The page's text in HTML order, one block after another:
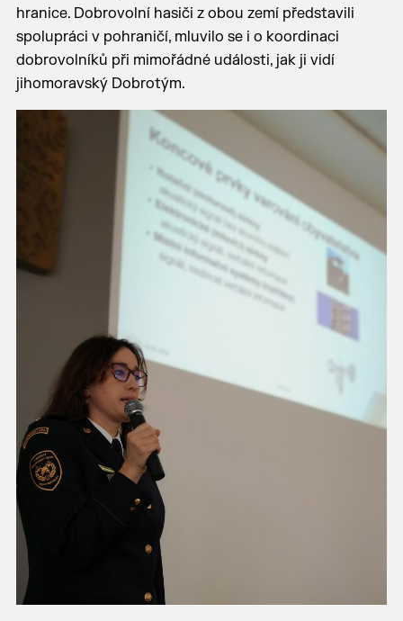
hranice. Dobrovolní hasiči z obou zemí představili
spolupráci v pohraničí, mluvilo se i o koordinaci
dobrovolníků při mimořádné události, jak ji vidí
jihomoravský Dobrotým.